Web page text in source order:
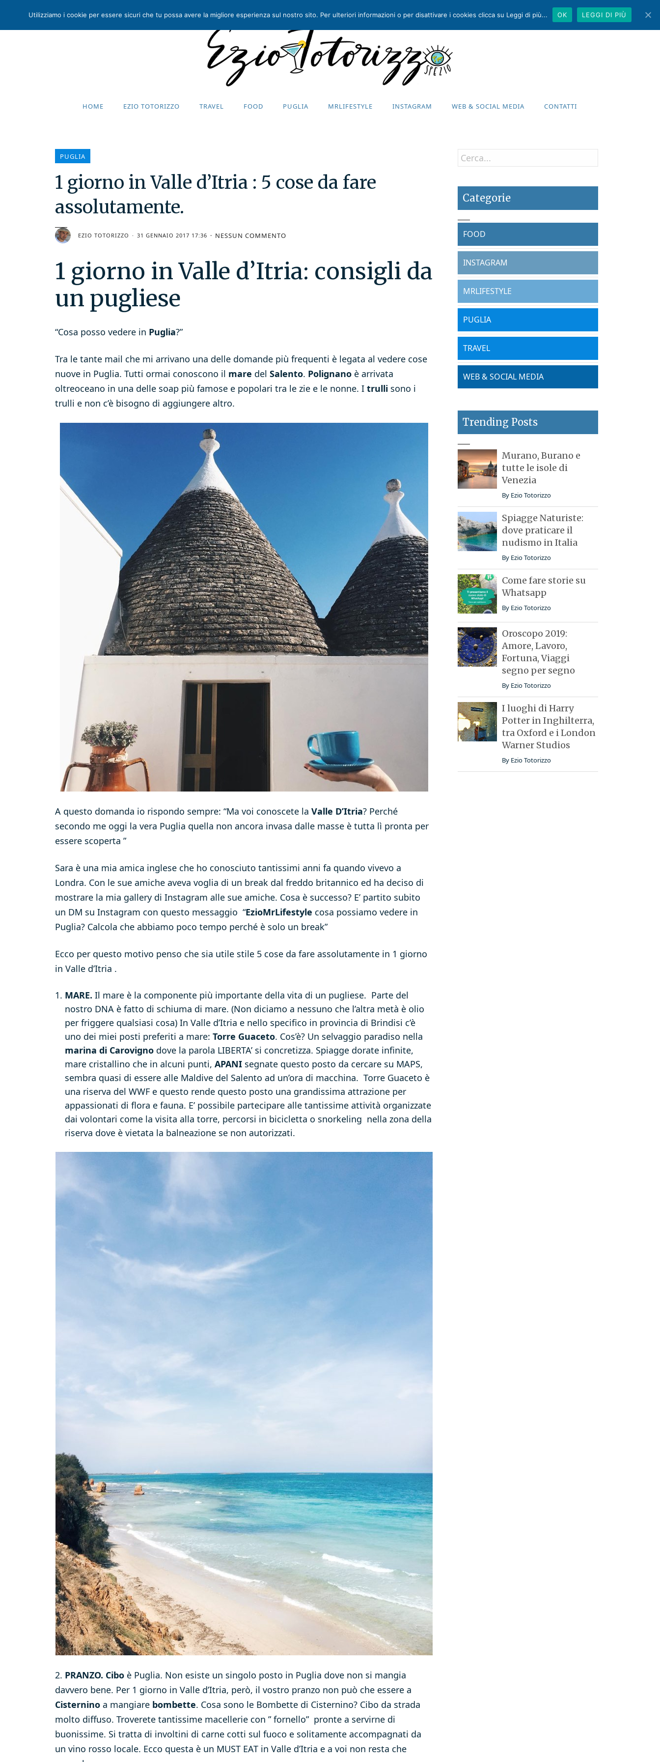
HOME EZIO TOTORIZZO TRAVEL FOOD PUGLIA MRLIFESTYLE INSTAGRAM WEB & SOCIAL MEDIA CONTATTI
HOME EZIO TOTORIZZO TRAVEL FOOD PUGLIA MRLIFESTYLE INSTAGRAM WEB & SOCIAL MEDIA CONTATTI
PUGLIA
1 giorno in Valle d’Itria : 5 cose da fare
assolutamente.
EZIO TOTORIZZO 31 GENNAIO 2017 17:36 NESSUN COMMENTO
1 giorno in Valle d’Itria: consigli da
un pugliese
“Cosa posso vedere in Puglia?”
Tra le tante mail che mi arrivano una delle domande più frequenti è legata al vedere cose
nuove in Puglia. Tutti ormai conoscono il mare del Salento. Polignano è arrivata
oltreoceano in una delle soap più famose e popolari tra le zie e le nonne. I trulli sono i
trulli e non c’è bisogno di aggiungere altro.
A questo domanda io rispondo sempre: “Ma voi conoscete la Valle D’Itria? Perché
secondo me oggi la vera Puglia quella non ancora invasa dalle masse è tutta lì pronta per
essere scoperta ”
Sara è una mia amica inglese che ho conosciuto tantissimi anni fa quando vivevo a
Londra. Con le sue amiche aveva voglia di un break dal freddo britannico ed ha deciso di
mostrare la mia gallery di Instagram alle sue amiche. Cosa è successo? E’ partito subito
un DM su Instagram con questo messaggio “EzioMrLifestyle cosa possiamo vedere in
Puglia? Calcola che abbiamo poco tempo perché è solo un break”
Ecco per questo motivo penso che sia utile stile 5 cose da fare assolutamente in 1 giorno
in Valle d’Itria .
MARE. Il mare è la componente più importante della vita di un pugliese. Parte del
nostro DNA è fatto di schiuma di mare. (Non diciamo a nessuno che l’altra metà è olio
per friggere qualsiasi cosa) In Valle d’Itria e nello specifico in provincia di Brindisi c’è
uno dei miei posti preferiti a mare: Torre Guaceto. Cos’è? Un selvaggio paradiso nella
marina di Carovigno dove la parola LIBERTA’ si concretizza. Spiagge dorate infinite,
mare cristallino che in alcuni punti, APANI segnate questo posto da cercare su MAPS,
sembra quasi di essere alle Maldive del Salento ad un’ora di macchina. Torre Guaceto è
una riserva del WWF e questo rende questo posto una grandissima attrazione per
appassionati di flora e fauna. E’ possibile partecipare alle tantissime attività organizzate
dai volontari come la visita alla torre, percorsi in bicicletta o snorkeling nella zona della
riserva dove è vietata la balneazione se non autorizzati.
2. PRANZO. Cibo è Puglia. Non esiste un singolo posto in Puglia dove non si mangia
davvero bene. Per 1 giorno in Valle d’Itria, però, il vostro pranzo non può che essere a
Cisternino a mangiare bombette. Cosa sono le Bombette di Cisternino? Cibo da strada
molto diffuso. Troverete tantissime macellerie con ” fornello” pronte a servirne di
buonissime. Si tratta di involtini di carne cotti sul fuoco e solitamente accompagnati da
un vino rosso locale. Ecco questa è un MUST EAT in Valle d’Itria e a voi non resta che
Categorie
FOOD
INSTAGRAM
MRLIFESTYLE
PUGLIA
TRAVEL
WEB & SOCIAL MEDIA
Trending Posts
Murano, Burano e
tutte le isole di
Venezia
By Ezio Totorizzo
Spiagge Naturiste:
dove praticare il
nudismo in Italia
By Ezio Totorizzo
Come fare storie su
Whatsapp
By Ezio Totorizzo
Oroscopo 2019:
Amore, Lavoro,
Fortuna, Viaggi
segno per segno
By Ezio Totorizzo
I luoghi di Harry
Potter in Inghilterra,
tra Oxford e i London
Warner Studios
By Ezio Totorizzo
Utilizziamo i cookie per essere sicuri che tu possa avere la migliore esperienza sul nostro sito. Per ulteriori informazioni o per disattivare i cookies clicca su Leggi di più... OK LEGGI DI PIÙ